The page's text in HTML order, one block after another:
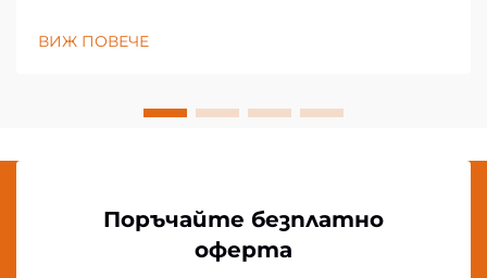
ВИЖ ПОВЕЧЕ
Поръчайте безплатно
оферта